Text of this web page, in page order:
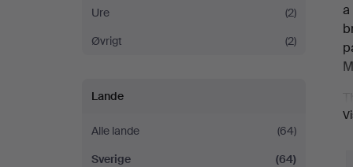
Ure
(2)
Øvrigt
(2)
Lande
Alle lande
(64)
Sverige
(64)
a